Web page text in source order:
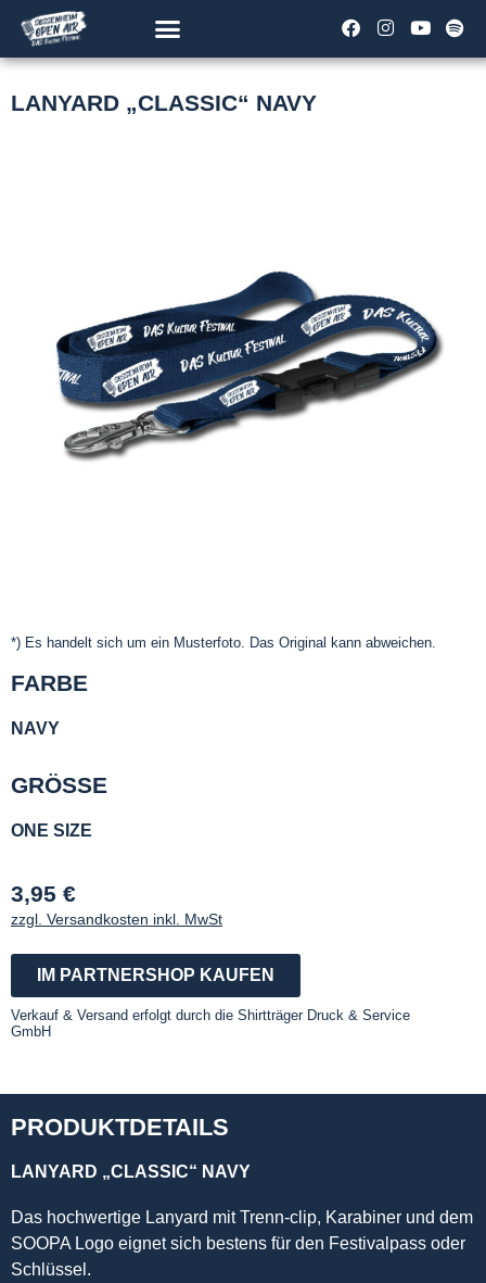
LANYARD „CLASSIC“ NAVY
*) Es handelt sich um ein Musterfoto. Das Original kann abweichen.
FARBE
NAVY
GRÖSSE
ONE SIZE
3,95 €
zzgl. Versandkosten inkl. MwSt
IM PARTNERSHOP KAUFEN
Verkauf & Versand erfolgt durch die Shirtträger Druck & Service
GmbH
PRODUKTDETAILS
LANYARD „CLASSIC“ NAVY
Das hochwertige Lanyard mit Trenn-clip, Karabiner und dem
SOOPA Logo eignet sich bestens für den Festivalpass oder
Schlüssel.